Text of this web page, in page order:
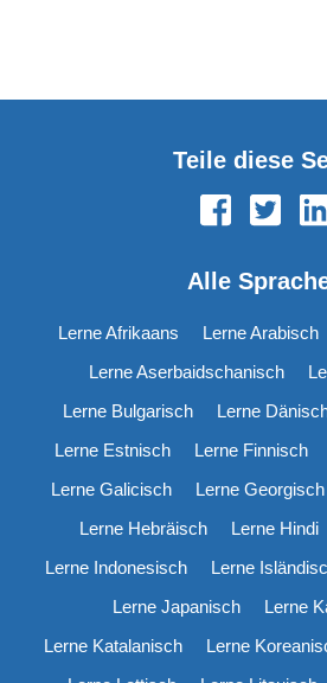
Teile diese
Alle
Lerne Afrikaans Lerne Arabisch
Lerne Aserbaidschanisch
Lerne Bulgarisch
Lerne
Lerne Estnisch
Lerne Finnisch
Lerne Galicisch
Lerne Georgisch
Lerne Hebräisch
Lerne Hindi
Lerne Indonesisch
Lerne
Lerne Japanisch
Lerne
Lerne Katalanisch
Lerne